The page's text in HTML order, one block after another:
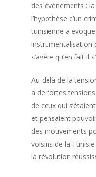
des événements :
l’hypothèse d’un
tunisienne a évoqué
instrumentalisation
s’avère qu’en fait il
Au-delà de la
a de fortes tensions
de ceux qui
et pensaient
des mouvements
voisins de la
la révolution